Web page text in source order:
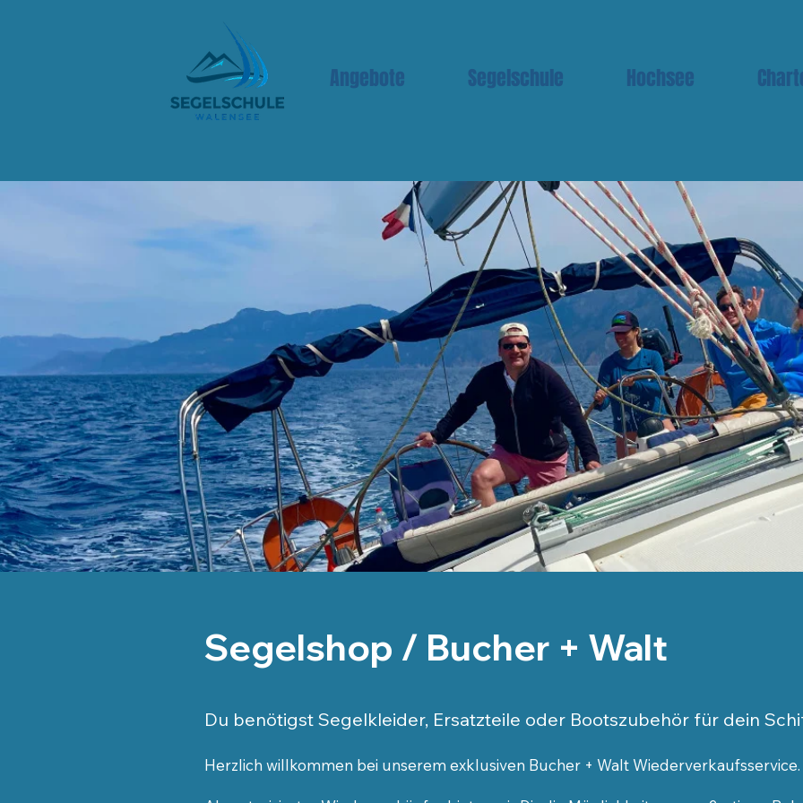
Angebote Segelschule Hochsee
Segelshop / Bucher + Walt
Du benötigst Segelkleider, Ersatzteile oder Bootszubehör für dein
Herzlich willkommen bei unserem exklusiven Bucher + Walt Wiederverkaufsservice.